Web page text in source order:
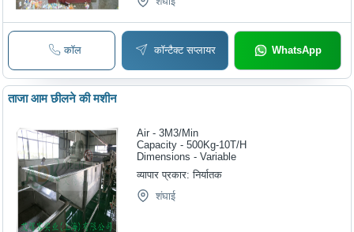
कॉल कॉन्टैक्ट सप्लायर WhatsApp
ताजा आम छीलने की मशीन
Air - 3M3/Min
Capacity - 500Kg-10T/H
Dimensions - Variable
व्यापार प्रकार:निर्यातक
शंघाई